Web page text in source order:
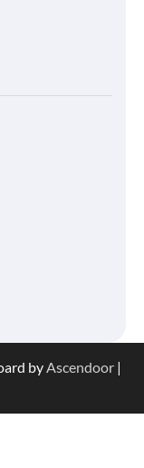
byAscendoor |